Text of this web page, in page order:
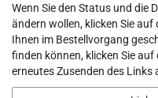
Wenn Sie den Status und die
ändern wollen, klicken Sie auf
Ihnen im Bestellvorgang
finden können, klicken Sie
erneutes Zusenden des Links